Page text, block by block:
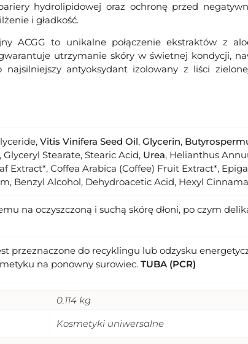
hydrolipidowej oraz ochronę przed
i gładkość.
ACGG to unikalne połączenie ekstraktów z
utrzymanie skóry w świetnej kondycji,
najsilniejszy antyoksydant izolowany z liści
Vitis Vinifera Seed Oil,Glycerin,
Glyceryl Stearate, Stearic Acid, Urea, Helianthus
Extract*, Coffea Arabica (Coffee) Fruit Extract*,
Benzyl Alcohol, Dehydroacetic Acid, Hexyl
na oczyszczoną i suchą skórę dłoni, po czym
przeznaczone do recyklingu lub odzysku
na ponowny surowiec.TUBA (PCR)
0.114 kg
Kosmetyki uniwersalne